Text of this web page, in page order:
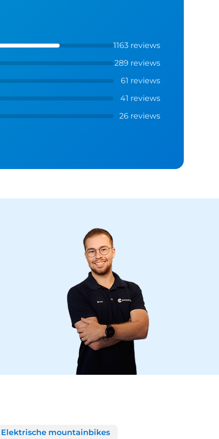
1163 reviews
289 reviews
61 reviews
41 reviews
26 reviews
Elektrische mountainbikes